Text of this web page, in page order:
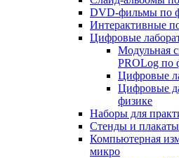
DVD-фильмы по
Интерактивные
Цифровые
Модульная
PROLog по
Цифровые
Цифровые
физике
Наборы для
Стенды и
Компьютерная
микро